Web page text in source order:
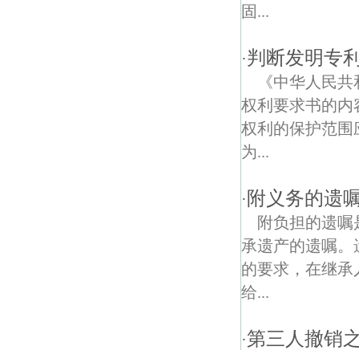
固...
·判断发明专
《中华人民
权利要求书的内
权利的保护范围
为...
· 附义务的遗
附负担的遗
承遗产的遗嘱
的要求，在继
给...
·第三人撤销